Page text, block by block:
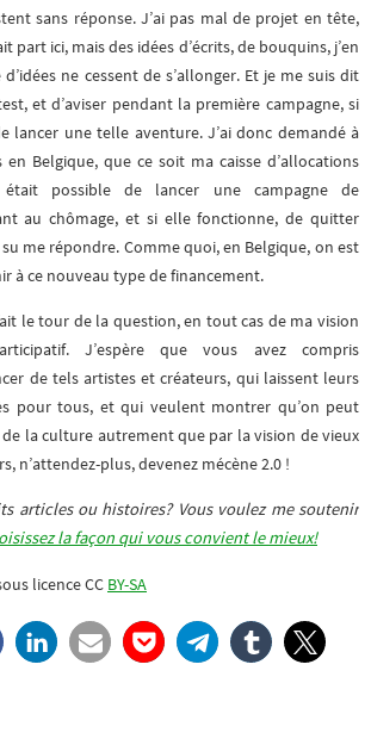
sans réponse. J’ai pas mal de projet en tête,
part ici, mais des idées d’écrits, de bouquins, j’en
ne cessent de s’allonger. Et je me suis dit
et d’aviser pendant la première campagne, si
lancer une telle aventure. J’ai donc demandé à
en Belgique, que ce soit ma caisse d’allocations
était possible de lancer une campagne de
au chômage, et si elle fonctionne, de quitter
su me répondre. Comme quoi, en Belgique, on est
à ce nouveau type de financement.
le tour de la question, en tout cas de ma vision
J’espère que vous avez compris
de tels artistes et créateurs, qui laissent leurs
pour tous, et qui veulent montrer qu’on peut
la culture autrement que par la vision de vieux
n’attendez-plus, devenez mécène 2.0 !
articles ou histoires? Vous voulez me soutenir
la façon qui vous convient le mieux!
licence CC BY-SA